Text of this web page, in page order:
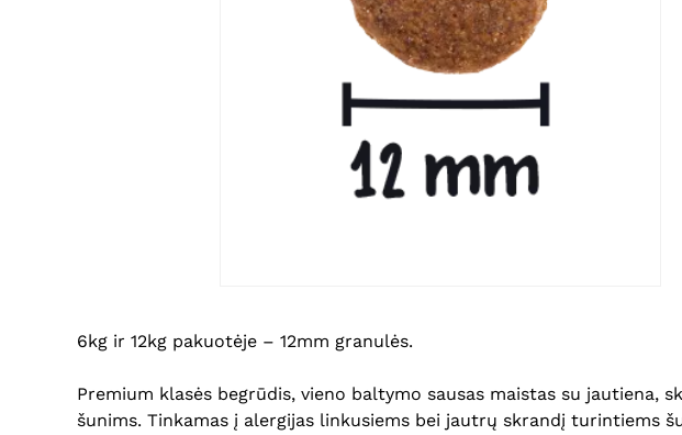
6kg ir 12kg pakuotėje – 12mm granulės.
Premium klasės begrūdis, vieno baltymo sausas maistas su jautiena,
šunims. Tinkamas į alergijas linkusiems bei jautrų skrandį turintiems